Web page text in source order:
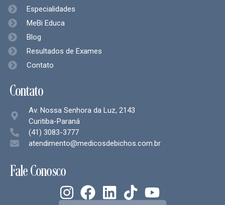
Especialidades
MeBi Educa
Blog
Resultados de Exames
Contato
Contato
Av. Nossa Senhora da Luz, 2143
Curitiba-Paraná
(41) 3083-3777
atendimento@medicosdebichos.com.br
Fale Conosco